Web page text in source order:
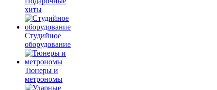
хиты
Студийное
оборудование
Тюнеры и
метрономы